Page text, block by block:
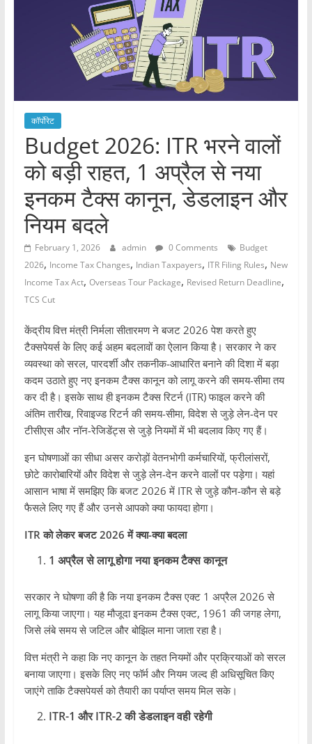
कॉर्पोरेट
Budget 2026: ITR भरने वालों
को बड़ी राहत, 1 अप्रैल से नया
इनकम टैक्स कानून, डेडलाइन और
नियम बदले
February 1, 2026 admin 0 Comments
Budget
2026, Income Tax Changes, Indian Taxpayers, ITR Filing Rules, New
Income Tax Act, Overseas Tour Package, Revised Return Deadline,
TCS Cut
केंद्रीय वित्त मंत्री निर्मला सीतारमण ने बजट 2026 पेश करते हुए
टैक्सपेयर्स के लिए कई अहम बदलावों का ऐलान किया है। सरकार ने कर
व्यवस्था को सरल, पारदर्शी और तकनीक-आधारित बनाने की दिशा में बड़ा
कदम उठाते हुए नए इनकम टैक्स कानून को लागू करने की समय-सीमा तय
कर दी है। इसके साथ ही इनकम टैक्स रिटर्न (ITR) फाइल करने की
अंतिम तारीख, रिवाइज्ड रिटर्न की समय-सीमा, विदेश से जुड़े लेन-देन पर
टीसीएस और नॉन-रेजिडेंट्स से जुड़े नियमों में भी बदलाव किए गए हैं।
इन घोषणाओं का सीधा असर करोड़ों वेतनभोगी कर्मचारियों, फ्रीलांसरों,
छोटे कारोबारियों और विदेश से जुड़े लेन-देन करने वालों पर पड़ेगा। यहां
आसान भाषा में समझिए कि बजट 2026 में ITR से जुड़े कौन-कौन से बड़े
फैसले लिए गए हैं और उनसे आपको क्या फायदा होगा।
ITR को लेकर बजट 2026 में क्या-क्या बदला
1 अप्रैल से लागू होगा नया इनकम टैक्स कानून
सरकार ने घोषणा की है कि नया इनकम टैक्स एक्ट 1 अप्रैल 2026 से
लागू किया जाएगा। यह मौजूदा इनकम टैक्स एक्ट, 1961 की जगह लेगा,
जिसे लंबे समय से जटिल और बोझिल माना जाता रहा है।
वित्त मंत्री ने कहा कि नए कानून के तहत नियमों और प्रक्रियाओं को सरल
बनाया जाएगा। इसके लिए नए फॉर्म और नियम जल्द ही अधिसूचित किए
जाएंगे ताकि टैक्सपेयर्स को तैयारी का पर्याप्त समय मिल सके।
ITR-1 और ITR-2 की डेडलाइन वही रहेगी